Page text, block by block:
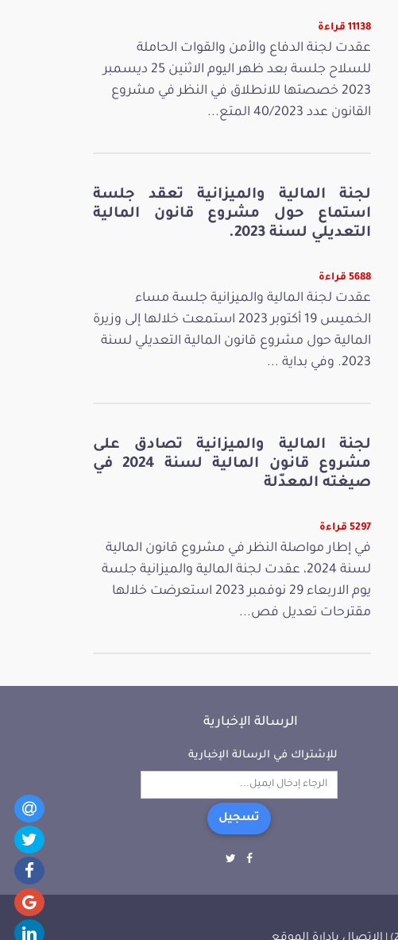
11138 قراءة
عقدت لجنة الدفاع والأمن والقوات الحاملة
للسلاح جلسة بعد ظهر اليوم الاثنين 25 ديسمبر
2023 خصصتها للانطلاق في النظر في مشروع
القانون عدد 40/2023 المتع...
لجنة المالية والميزانية تعقد جلسة
استماع حول مشروع قانون المالية
التعديلي لسنة 2023.
5688 قراءة
عقدت لجنة المالية والميزانية جلسة مساء
الخميس 19 أكتوبر 2023 استمعت خلالها إلى وزيرة
المالية حول مشروع قانون المالية التعديلي لسنة
2023. وفي بداية ...
لجنة المالية والميزانية تصادق على
مشروع قانون المالية لسنة 2024 في
صيغته المعدّلة
5297 قراءة
في إطار مواصلة النظر في مشروع قانون المالية
لسنة 2024، عقدت لجنة المالية والميزانية جلسة
يوم الاربعاء 29 نوفمبر 2023 استعرضت خلالها
مقترحات تعديل فص...
الرسالة الإخبارية
للإشتراك في الرسالة الإخبارية
تسجيل